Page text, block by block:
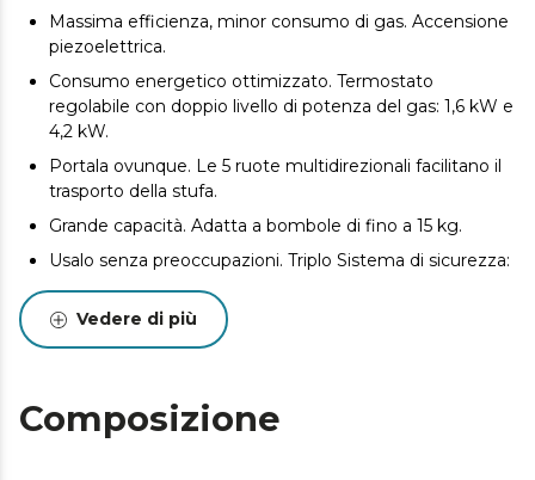
Massima efficienza, minor consumo di gas. Accensione
piezoelettrica.
Consumo energetico ottimizzato. Termostato
regolabile con doppio livello di potenza del gas: 1,6 kW e
4,2 kW.
Portala ovunque. Le 5 ruote multidirezionali facilitano il
trasporto della stufa.
Grande capacità. Adatta a bombole di fino a 15 kg.
Usalo senza preoccupazioni. Triplo Sistema di sicurezza:
anti-ribaltamento, ODS e spegnimento della fiamma.
Questo apparecchio non è adatto all’uso come fonte di
riscaldamento primaria. Il suo utilizzo è indicato solo in
Vedere di più
Composizione